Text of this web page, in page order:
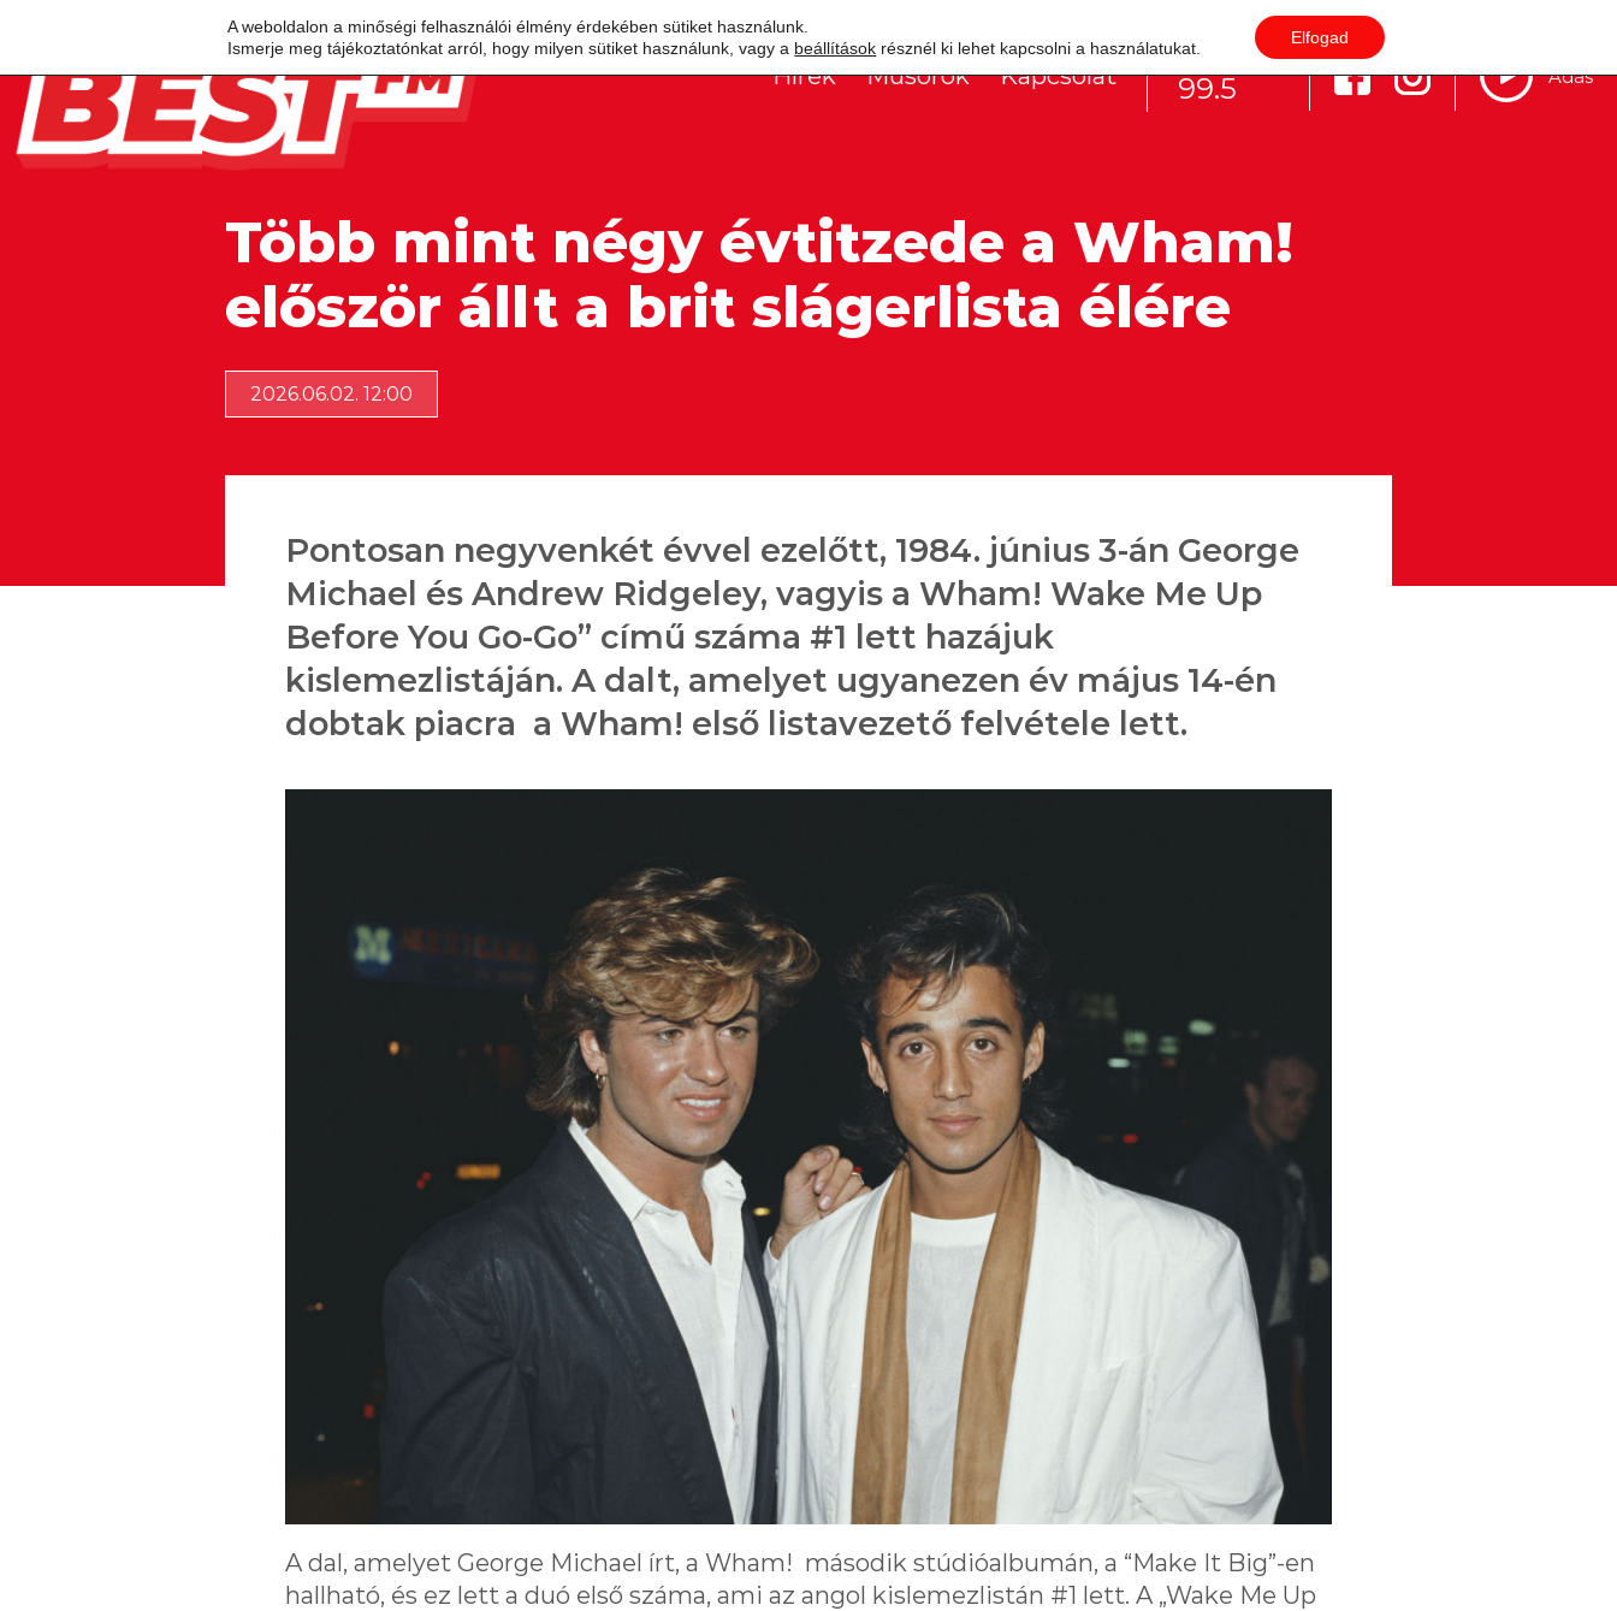
Hírek Műsorok Kapcsolat 99.5 Adás
Több mint négy évtitzede a Wham!
először állt a brit slágerlista élére
2026.06.02. 12:00
Pontosan negyvenkét évvel ezelőtt, 1984. június 3-án George
Michael és Andrew Ridgeley, vagyis a Wham! Wake Me Up
Before You Go-Go” című száma #1 lett hazájuk
kislemezlistáján. A dalt, amelyet ugyanezen év május 14-én
dobtak piacra a Wham! első listavezető felvétele lett.
A dal, amelyet George Michael írt, a Wham! második stúdióalbumán, a “Make It Big”-en
hallható, és ez lett a duó első száma, ami az angol kislemezlistán #1 lett. A „Wake Me Up
A weboldalon a minőségi felhasználói élmény érdekében sütiket használunk.
Ismerje meg tájékoztatónkat arról, hogy milyen sütiket használunk, vagy a beállítások résznél ki lehet kapcsolni a használatukat.
Elfogad